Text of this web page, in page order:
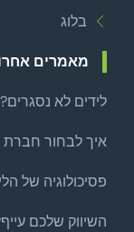
בלוג
מאמרים
לידים לא
איך לבחור חברת
פסיכולוגיה של
השיווק שלכם